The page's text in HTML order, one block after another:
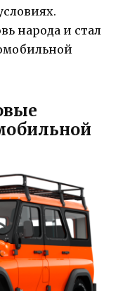
народа и стал